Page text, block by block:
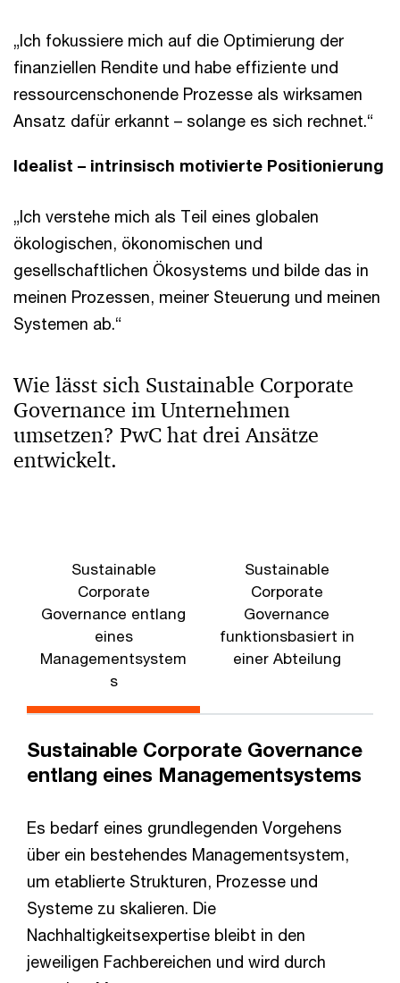
„Ich fokussiere mich auf die Optimierung der
finanziellen Rendite und habe effiziente und
ressourcenschonende Prozesse als wirksamen
Ansatz dafür erkannt – solange es sich rechnet.“
Idealist – intrinsisch motivierte Positionierung
„Ich verstehe mich als Teil eines globalen
ökologischen, ökonomischen und
gesellschaftlichen Ökosystems und bilde das in
meinen Prozessen, meiner Steuerung und meinen
Systemen ab.“
Wie lässt sich Sustainable Corporate
Governance im Unternehmen
umsetzen? PwC hat drei Ansätze
entwickelt.
Sustainable
Corporate
Governance entlang
eines
Managementsystem
s
Sustainable
Corporate
Governance
funktionsbasiert in
einer Abteilung
Sustainable Corporate Governance
entlang eines Managementsystems
Es bedarf eines grundlegenden Vorgehens
über ein bestehendes Managementsystem,
um etablierte Strukturen, Prozesse und
Systeme zu skalieren. Die
Nachhaltigkeitsexpertise bleibt in den
jeweiligen Fachbereichen und wird durch